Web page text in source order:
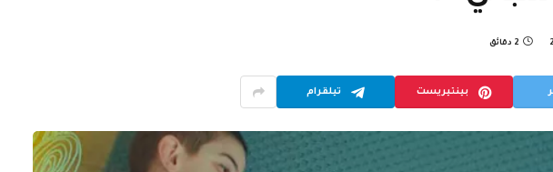
2 دقائق
بينتيريست تيلقرام